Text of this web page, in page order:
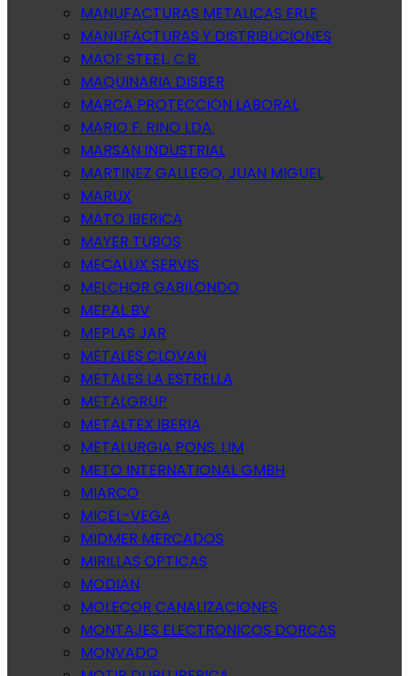
MANUFACTURAS METALICAS ERLE
MANUFACTURAS Y DISTRIBUCIONES
MAOF STEEL, C.B.
MAQUINARIA DISBER
MARCA PROTECCION LABORAL
MARIO F. RINO LDA.
MARSAN INDUSTRIAL
MARTINEZ GALLEGO, JUAN MIGUEL
MARUX
MATO IBERICA
MAYER TUBOS
MECALUX SERVIS
MELCHOR GABILONDO
MEPAL BV
MEPLAS JAR
METALES CLOVAN
METALES LA ESTRELLA
METALGRUP
METALTEX IBERIA
METALURGIA PONS. LIM
METO INTERNATIONAL GMBH
MIARCO
MICEL-VEGA
MIDMER MERCADOS
MIRILLAS OPTICAS
MODIAN
MOLECOR CANALIZACIONES
MONTAJES ELECTRONICOS DORCAS
MONVADO